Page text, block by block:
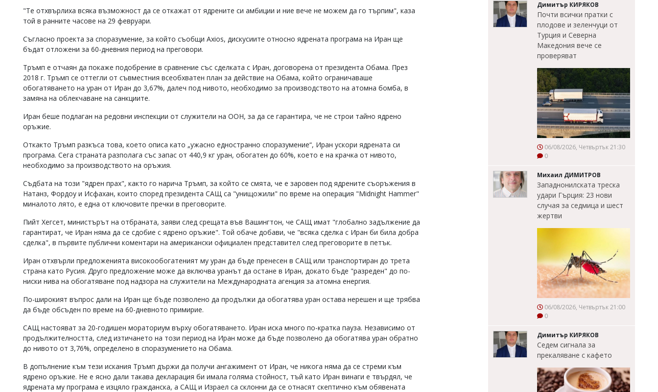
"Те отхвърлиха всяка възможност да се откажат от ядрените си амбиции и ние вече не можем да го търпим", каза
той в ранните часове на 29 февруари.
Съгласно проекта за споразумение, за който съобщи Axios, дискусиите относно ядрената програма на Иран ще
бъдат отложени за 60-дневния период на преговори.
Тръмп е отчаян да покаже подобрение в сравнение със сделката с Иран, договорена от президента Обама. През
2018 г. Тръмп се оттегли от съвместния всеобхватен план за действие на Обама, който ограничаваше
обогатяването на уран от Иран до 3,67%, далеч под нивото, необходимо за производството на атомна бомба, в
замяна на облекчаване на санкциите.
Иран беше подлаган на редовни инспекции от служители на ООН, за да се гарантира, че не строи тайно ядрено
оръжие.
Откакто Тръмп разкъса това, което описа като „ужасно едностранно споразумение“, Иран ускори ядрената си
програма. Сега страната разполага със запас от 440,9 кг уран, обогатен до 60%, което е на крачка от нивото,
необходимо за производството на оръжия.
Съдбата на този "ядрен прах", както го нарича Тръмп, за който се смята, че е заровен под ядрените съоръжения в
Натанз, Фордоу и Исфахан, които според президента САЩ са "унищожили" по време на операция "Midnight Hammer"
миналото лято, е една от ключовите пречки в преговорите.
Пийт Хегсет, министърът на отбраната, заяви след срещата във Вашингтон, че САЩ имат "глобално задължение да
гарантират, че Иран няма да се сдобие с ядрено оръжие". Той обаче добави, че "всяка сделка с Иран би била добра
сделка", в първите публични коментари на американски официален представител след преговорите в петък.
Иран отхвърли предложенията високообогатеният му уран да бъде пренесен в САЩ или транспортиран до трета
страна като Русия. Друго предложение може да включва уранът да остане в Иран, докато бъде "разреден" до по-
ниски нива на обогатяване под надзора на служители на Международната агенция за атомна енергия.
По-широкият въпрос дали на Иран ще бъде позволено да продължи да обогатява уран остава нерешен и ще трябва
да бъде обсъден по време на 60-дневното примирие.
САЩ настояват за 20-годишен мораториум върху обогатяването. Иран иска много по-кратка пауза. Независимо от
продължителността, след изтичането на този период на Иран може да бъде позволено да обогатява уран обратно
до нивото от 3,76%, определено в споразумението на Обама.
В допълнение към тези искания Тръмп държи да получи ангажимент от Иран, че никога няма да се стреми към
ядрено оръжие. Не е ясно дали такава декларация би имала голяма стойност, тъй като Иран винаги е твърдял, че
ядрената му програма е изцяло гражданска, а САЩ и Израел са склонни да се отнасят скептично към обявената
Димитър КИРЯКОВ
Почти всички пратки с
плодове и зеленчуци от
Турция и Северна
Македония вече се
проверяват
06/08/2026, Четвъртък 21:30
0
Михаил ДИМИТРОВ
Западнонилската треска
удари Гърция: 23 нови
случая за седмица и шест
жертви
06/08/2026, Четвъртък 21:00
0
Димитър КИРЯКОВ
Седем сигнала за
прекаляване с кафето